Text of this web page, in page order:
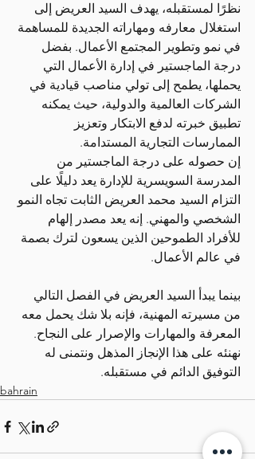
نظرًا لمستقبله، يهدف السيد العريض إلى
استغلال معارفه ومهاراته الجديدة للمساهمة
في نمو وتطوير المجتمع الأعمال. بفضل
درجة الماجستير في إدارة الأعمال التي
يحملها، يطمح إلى تولي مناصب قيادية في
الشركات العالمية والدولية، حيث يمكنه
تطبيق خبرته لدفع الابتكار وتعزيز
الممارسات التجارية المستدامة.
إن حصوله على درجة الماجستير من
المدرسة السويسرية للإدارة يعد دليلًا على
التزام السيد محمد العريض الثابت تجاه النمو
الشخصي والمهني. إنه يعد مصدر إلهام
للأفراد الطموحين الذين يسعون لترك بصمة
في عالم الأعمال.
بينما يبدأ السيد العريض في الفصل التالي
من مسيرته المهنية، فإنه بلا شك يحمل معه
المعرفة والمهارات والإصرار على النجاح.
نهنئه على هذا الإنجاز المذهل ونتمنى له
التوفيق الدائم في مستقبله.
bahrain